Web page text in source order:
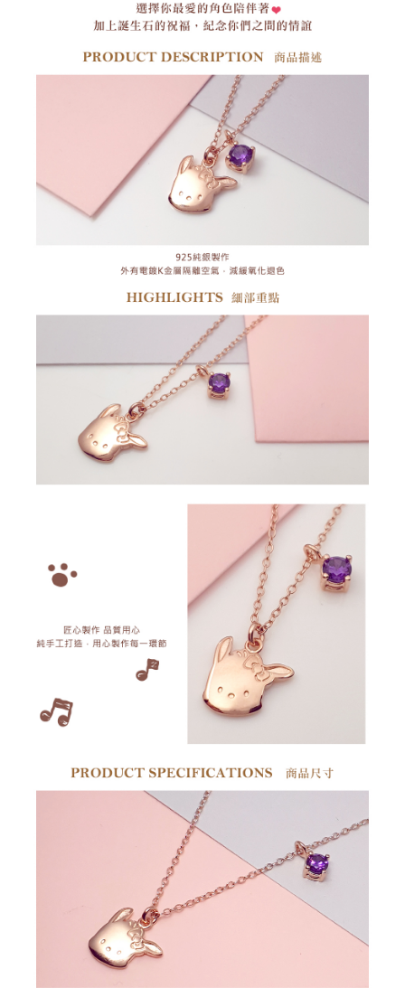
約商品や商品到着日が比較的遅い商品）。そのため、商品到着の有無に関
わらず、AFTEEで指定された期限内にお支払いください。
二、支払い限度額
1.初回 AFTEEを ご利用の際に、認証結果及び当社の審査の結果に基づ
3.現在、台湾の会員のみご利用いただけます。
三、利用規約「AFTEE代金後払い」（以下当サービスという）はネットプ
ロテクションズ（以下 AFTEE という）が提供し、AFTEEが代金を徴収し
ます。当サービスご利用の際に提供しなければならない個人情報（注文者
の氏名、電話番号、受取人の氏名、電話番号、受取人住所を含むがこれに
限らない）は、AFTEEに渡され当サービスで必要な範囲内で利用されま
ームページの『個人情報の収集、処理及び利用に関する声明』をご参照く
https://aftee.tw/privacypolicy/）。
AFTEEの初回ご利用の際に、審査を通過すれば、最高額がNT$10,000にな
ります。支払い期限を過ぎた場合、その金額に基づいて年利20%の遅延滞
納金が加算されます。未成年の利用者は、事前に法定代理人または後見人
の同意を得ればAFTEEをご利用いただけます。
個人情報の処理、利用について疑問がある、または関連する法律の権利を
行使したい場合は、ネットプロテクションズ
にご連絡ください。上記に示した個人情報を、必要な購入注文書とあわせ
てAFTEEにご提供いただく、またはAFTEEにあなたの個人情報の収集、処
理、利用を許可することににご同意いただけない場合は、当サービスを選
択しないでください。